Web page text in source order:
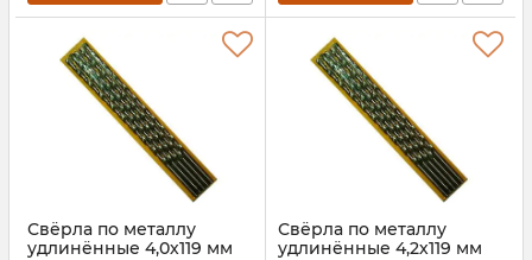
Свёрла по металлу
удлинённые 4,0х119 мм
Свёрла по металлу
удлинённые 4,2х119 мм